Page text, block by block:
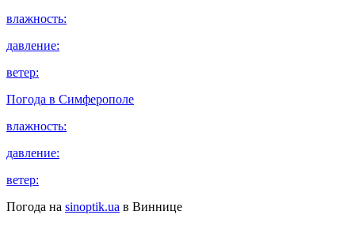
влажность:
давление:
ветер:
Погода в Симферополе
влажность:
давление:
ветер:
Погода на sinoptik.ua в Виннице